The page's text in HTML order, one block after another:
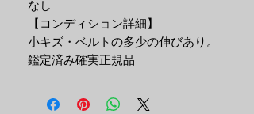
なし
【コンディション詳細】
小キズ・ベルトの多少の伸びあり。
鑑定済み確実正規品